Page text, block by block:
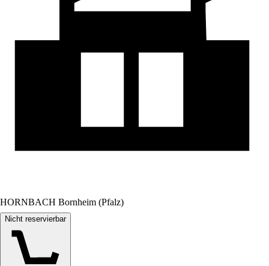
HORNBACH Bornheim (Pfalz)
Nicht reservierbar